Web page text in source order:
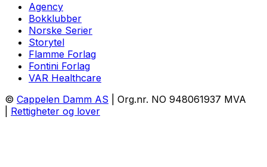
Agency
Bokklubber
Norske Serier
Storytel
Flamme Forlag
Fontini Forlag
VAR Healthcare
© Cappelen Damm AS | Org.nr. NO 948061937 MVA
Rettigheter og lover